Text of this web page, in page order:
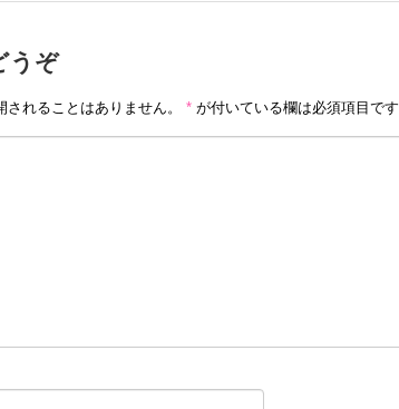
うぞ
されることはありません。 * が付いている欄は必須項目です